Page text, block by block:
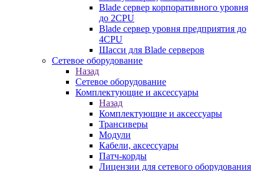
Blade сервер корпоративного уровня
до 2CPU
Blade сервер уровня предприятия до
4CPU
Шасси для Blade серверов
Сетевое оборудование
Назад
Сетевое оборудование
Комплектующие и аксессуары
Назад
Комплектующие и аксессуары
Трансиверы
Модули
Кабели, аксессуары
Патч-корды
Лицензии для сетевого оборудования